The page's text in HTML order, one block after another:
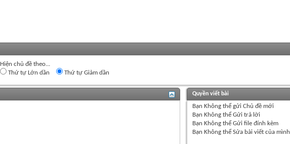
Hiện chủ đề theo...
Thứ tự Lớn dần
Thứ tự Giảm dần
Quyền viết bài
Bạn Không thểgửi Chủ đề mới
Bạn Không thểGửi trả lời
Bạn Không thểGửi file đính kèm
Bạn Không thểSửa bài viết của mình